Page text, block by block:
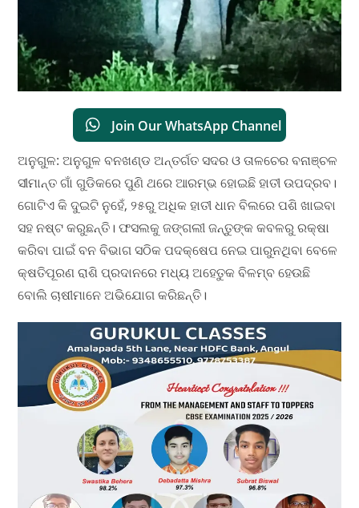
Join Our WhatsApp Channel
ଅନୁଗୁଳ: ଅନୁଗୁଳ ବନଖଣ୍ଡ ଅନ୍ତର୍ଗତ ସଦର ଓ ତାଳଚେର ବନାଞ୍ଚଳ
ସୀମାନ୍ତ ଗାଁ ଗୁଡିକରେ ପୁଣି ଥରେ ଆରମ୍ଭ ହୋଇଛି ହାତୀ ଉପଦ୍ରବ।
ଗୋଟିଏ କି ଦୁଇଟି ନୁହେଁ, ୨୫ରୁ ଅଧିକ ହାତୀ ଧାନ ବିଲରେ ପଶି ଖାଇବା
ସହ ନଷ୍ଟ କରୁଛନ୍ତି। ଫସଲକୁ ଜଙ୍ଗଲୀ ଜନ୍ତୁଙ୍କ କବଳରୁ ରକ୍ଷା
କରିବା ପାଇଁ ବନ ବିଭାଗ ସଠିକ ପଦକ୍ଷେପ ନେଇ ପାରୁନଥିବା ବେଳେ
କ୍ଷତିପୂରଣ ରାଶି ପ୍ରଦାନରେ ମଧ୍ୟ ଅହେତୁକ ବିଳମ୍ବ ହେଉଛି
ବୋଲି ଚାଷୀମାନେ ଅଭିଯୋଗ କରିଛନ୍ତି।